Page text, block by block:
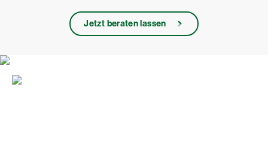
Jetzt beraten lassen